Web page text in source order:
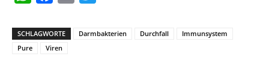
SCHLAGWORTE Darmbakterien Durchfall
Immunsystem
Pure
Viren